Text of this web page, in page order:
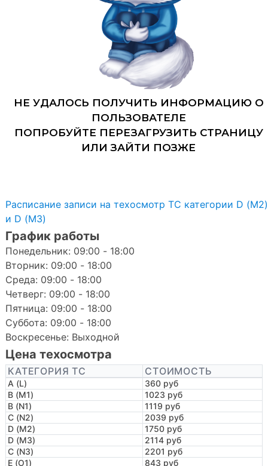
Расписание записи на техосмотр ТС категории D (M2)
и D (M3)
График работы
Понедельник: 09:00 - 18:00
Вторник: 09:00 - 18:00
Среда: 09:00 - 18:00
Четверг: 09:00 - 18:00
Пятница: 09:00 - 18:00
Суббота: 09:00 - 18:00
Воскресенье: Выходной
Цена техосмотра
КАТЕГОРИЯ ТС СТОИМОСТЬ
A (L)
360 руб
B (M1)
1023 руб
B (N1)
1119 руб
C (N2)
2039 руб
D (M2)
1750 руб
D (M3)
2114 руб
C (N3)
2201 руб
E (O1)
843 руб